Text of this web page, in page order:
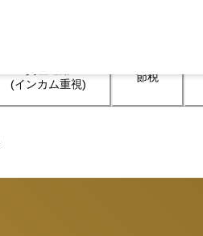
(インカム重視)
節税